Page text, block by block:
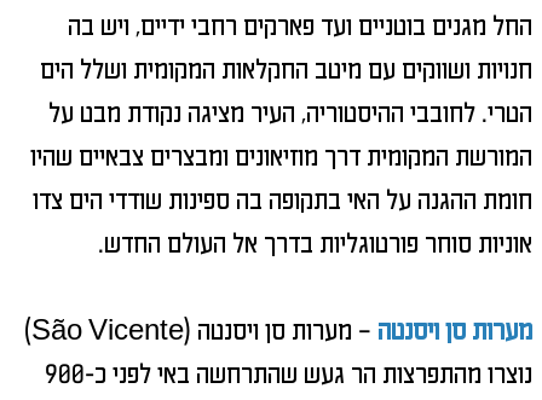
החל מגנים בוטניים ועד פארקים רחבי ידיים, ויש בה
חנויות ושווקים עם מיטב החקלאות המקומית ושלל הים
הטרי. לחובבי ההיסטוריה, העיר מציגה נקודת מבט על
המורשת המקומית דרך מוזיאונים ומבצרים צבאיים שהיו
חומת ההגנה על האי בתקופה בה ספינות שודדי הים צדו
אוניות סוחר פורטוגליות בדרך אל העולם החדש.
מערות סן ויסנטה – מערות סן ויסנטה (São Vicente
)
נוצרו מהתפרצות הר געש שהתרחשה באי לפני כ-900